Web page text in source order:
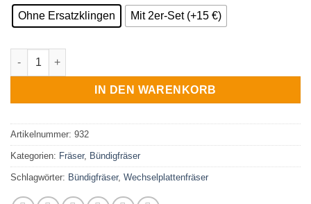
Ohne Ersatzklingen Mit 2er-Set (+15 €)
Bündigfräser mit Kugellager und Wendemesser ø 19 mm Menge
IN DEN WARENKORB
Artikelnummer: 932
Kategorien: Fräser, Bündigfräser
Schlagwörter: Bündigfräser, Wechselplattenfräser